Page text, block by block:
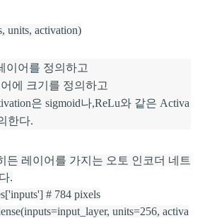
units, activation)
이어를 정의하고
에 크기를 정의하고
은 sigmoid나,ReLu와 같은 Activa
한다.
든 레이어를 가지는 오토 인코더 네트
.
# 784 pixels